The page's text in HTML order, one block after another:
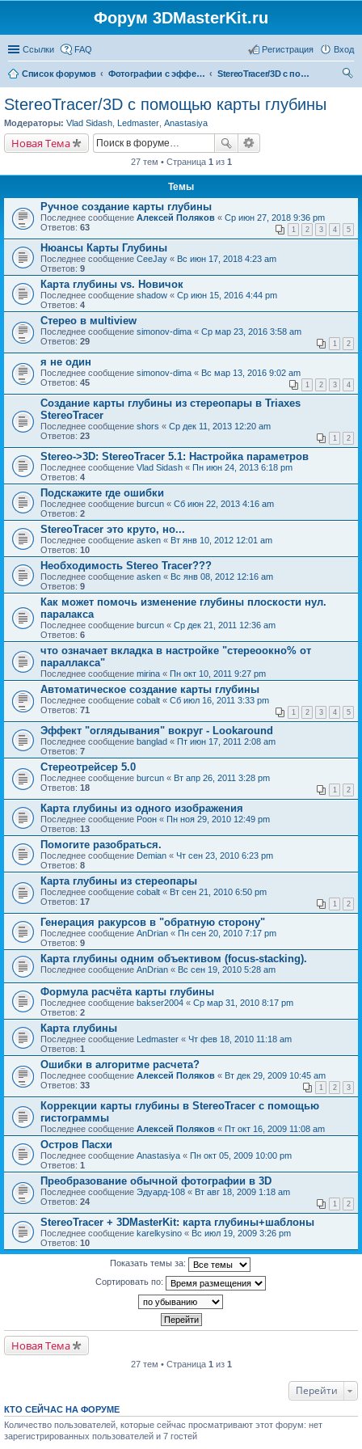
Форум 3DMasterKit.ru
Ссылки FAQ Вход
Регистрация
Список форумов Фотографии с эффектом стерео, варио, 3D, анимации, морфинга
StereoTracer/3D с помощью карты глубины
StereoTracer/3D с помощью карты глубины
Модераторы: Vlad Sidash Ledmaster Anastasiya
Новая Тема
27 тем • Страница 1 из 1
Темы
Ручное создание карты глубины
Последнее сообщение Алексей Поляков « Ср июн 27, 2018 9:36 pm
Ответов: 63 1 2 3 4 5
Нюансы Карты Глубины
Последнее сообщение CeeJay « Вс июн 17, 2018 4:23 am
Ответов: 9
Карта глубины vs. Новичок
Последнее сообщение shadow « Ср июн 15, 2016 4:44 pm
Ответов: 4
Стерео в мultiview
Последнее сообщение simonov-dima « Ср мар 23, 2016 3:58 am
Ответов: 29 1 2
я не один
Последнее сообщение simonov-dima « Вс мар 13, 2016 9:02 am
Ответов: 45 1 2 3 4
Создание карты глубины из стереопары в Triaxes
StereoTracer
Последнее сообщение shors « Ср дек 11, 2013 12:20 am
Ответов: 23 1 2
Stereo->3D: StereoTracer 5.1: Настройка параметров
Последнее сообщение Vlad Sidash « Пн июн 24, 2013 6:18 pm
Ответов: 4
Подскажите где ошибки
Последнее сообщение burcun « Сб июн 22, 2013 4:16 am
Ответов: 2
StereoTracer это круто, но...
Последнее сообщение asken « Вт янв 10, 2012 12:01 am
Ответов: 10
Необходимость Stereo Tracer???
Последнее сообщение asken « Вс янв 08, 2012 12:16 am
Ответов: 9
Как может помочь изменение глубины плоскости нул.
паралакса
Последнее сообщение burcun « Ср дек 21, 2011 12:36 am
Ответов: 6
что означает вкладка в настройке "стереоокно% от
параллакса"
Последнее сообщение mirina « Пн окт 10, 2011 9:27 pm
Автоматическое создание карты глубины
Последнее сообщение cobalt « Сб июл 16, 2011 3:33 pm
Ответов: 71 1 2 3 4 5
Эффект "оглядывания" вокруг - Lookaround
Последнее сообщение banglad « Пт июн 17, 2011 2:08 am
Ответов: 7
Стереотрейсер 5.0
Последнее сообщение burcun « Вт апр 26, 2011 3:28 pm
Ответов: 18 1 2
Карта глубины из одного изображения
Последнее сообщение Pоон « Пн ноя 29, 2010 12:49 pm
Ответов: 13
Помогите разобраться.
Последнее сообщение Demian « Чт сен 23, 2010 6:23 pm
Ответов: 8
Карта глубины из стереопары
Последнее сообщение cobalt « Вт сен 21, 2010 6:50 pm
Ответов: 17 1 2
Генерация ракурсов в "обратную сторону"
Последнее сообщение AnDrian « Пн сен 20, 2010 7:17 pm
Ответов: 9
Карта глубины одним объективом (focus-stacking).
Последнее сообщение AnDrian « Вс сен 19, 2010 5:28 am
Формула расчёта карты глубины
Последнее сообщение bakser2004 « Ср мар 31, 2010 8:17 pm
Ответов: 2
Карта глубины
Последнее сообщение Ledmaster « Чт фев 18, 2010 11:18 am
Ответов: 1
Ошибки в алгоритме расчета?
Последнее сообщение Алексей Поляков « Вт дек 29, 2009 10:45 am
Ответов: 33 1 2 3
Коррекции карты глубины в StereoTracer с помощью
гистограммы
Последнее сообщение Алексей Поляков « Пт окт 16, 2009 11:08 am
Остров Пасхи
Последнее сообщение Anastasiya « Пн окт 05, 2009 10:00 pm
Ответов: 1
Преобразование обычной фотографии в 3D
Последнее сообщение Эдуард-108 « Вт авг 18, 2009 1:18 am
Ответов: 24 1 2
StereoTracer + 3DMasterKit: карта глубины+шаблоны
Последнее сообщение karelkysino « Вс июл 19, 2009 3:26 pm
Ответов: 10
Показать темы за:
Сортировать по:
Новая Тема
27 тем • Страница 1 из 1
Перейти
КТО СЕЙЧАС НА ФОРУМЕ
Количество пользователей, которые сейчас просматривают этот форум: нет
зарегистрированных пользователей и 7 гостей